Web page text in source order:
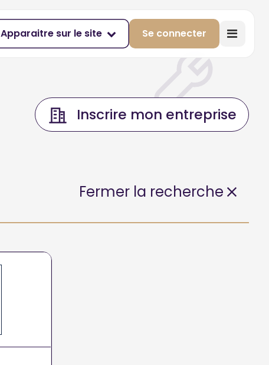
Apparaitre sur le site Se connecter
Inscrire mon entreprise
Fermer la recherche